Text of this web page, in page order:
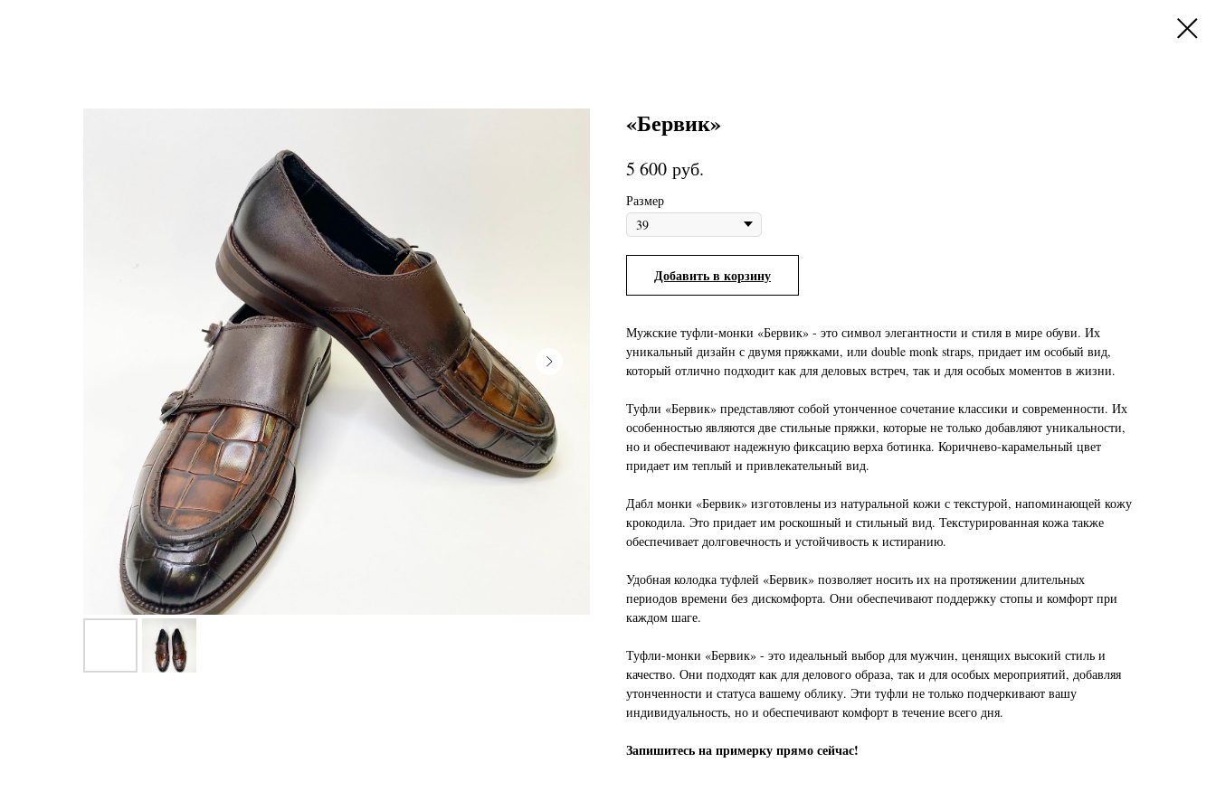
«Бервик»
5 600 руб.
Размер
Добавить в корзину
Мужские туфли-монки «Бервик» - это символ элегантности и стиля в мире обуви. Их
уникальный дизайн с двумя пряжками, или double monk straps, придает им особый вид,
который отлично подходит как для деловых встреч, так и для особых моментов в жизни.
Туфли «Бервик» представляют собой утонченное сочетание классики и современности. Их
особенностью являются две стильные пряжки, которые не только добавляют уникальности,
но и обеспечивают надежную фиксацию верха ботинка. Коричнево-карамельный цвет
придает им теплый и привлекательный вид.
Дабл монки «Бервик» изготовлены из натуральной кожи с текстурой, напоминающей кожу
крокодила. Это придает им роскошный и стильный вид. Текстурированная кожа также
обеспечивает долговечность и устойчивость к истиранию.
Удобная колодка туфлей «Бервик» позволяет носить их на протяжении длительных
периодов времени без дискомфорта. Они обеспечивают поддержку стопы и комфорт при
каждом шаге.
Туфли-монки «Бервик» - это идеальный выбор для мужчин, ценящих высокий стиль и
качество. Они подходят как для делового образа, так и для особых мероприятий, добавляя
утонченности и статуса вашему облику. Эти туфли не только подчеркивают вашу
индивидуальность, но и обеспечивают комфорт в течение всего дня.
Запишитесь на примерку прямо сейчас!